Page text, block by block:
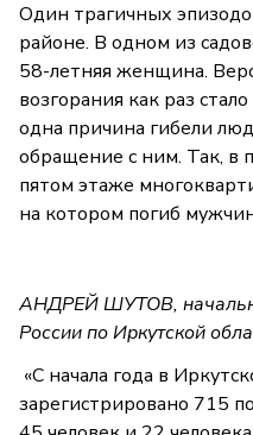
Один трагичных
районе. В одном из
58-летняя женщина.
возгорания как раз
одна причина гибели
обращение с ним. Так, в
пятом этаже
на котором погиб
АНДРЕЙ ШУТОВ,
России по Иркутской
«С начала года в
зарегистрировано 715